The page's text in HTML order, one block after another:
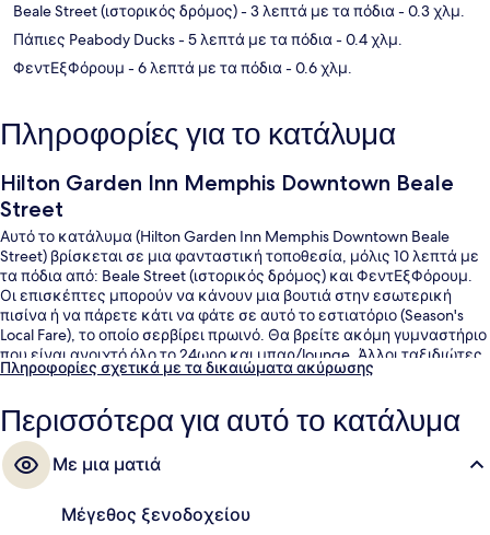
Beale Street (ιστορικός δρόμος)- 3 λεπτά με τα πόδια- 0.3 χλμ.
Πάπιες Peabody Ducks- 5 λεπτά με τα πόδια- 0.4 χλμ.
ΦεντΕξΦόρουμ - 6 λεπτά με τα πόδια- 0.6 χλμ.
Πληροφορίες για το κατάλυμα
Hilton Garden Inn Memphis Downtown Beale
Street
Αυτό το κατάλυμα (Hilton Garden Inn Memphis Downtown Beale
Street) βρίσκεται σε μια φανταστική τοποθεσία, μόλις 10 λεπτά με
τα πόδια από: Beale Street (ιστορικός δρόμος) και ΦεντΕξΦόρουμ.
Οι επισκέπτες μπορούν να κάνουν μια βουτιά στην εσωτερική
πισίνα ή να πάρετε κάτι να φάτε σε αυτό το εστιατόριο (Season's
Local Fare), το οποίο σερβίρει πρωινό. Θα βρείτε ακόμη γυμναστήριο
που είναι ανοιχτό όλο το 24ωρο και μπαρ/lounge. Άλλοι ταξιδιώτες
λένε εξαιρετικά πράγματα για το εξυπηρετικό προσωπικό και την
Πληροφορίες σχετικά με τα δικαιώματα ακύρωσης
Περισσότερα για αυτό το κατάλυμα
Με μια ματιά
Μέγεθος ξενοδοχείου